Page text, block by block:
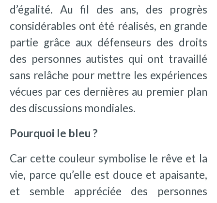
d’égalité. Au fil des ans, des progrès
considérables ont été réalisés, en grande
partie grâce aux défenseurs des droits
des personnes autistes qui ont travaillé
sans relâche pour mettre les expériences
vécues par ces dernières au premier plan
des discussions mondiales.
Pourquoi le bleu ?
Car cette couleur symbolise le rêve et la
vie, parce qu’elle est douce et apaisante,
et semble appréciée des personnes